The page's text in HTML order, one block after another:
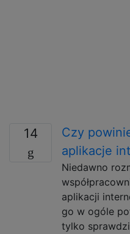
14
Czy
aplikacje
Niedawno
aplikacji
go w ogóle
tylko